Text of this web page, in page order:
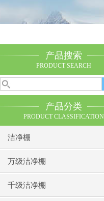
产品搜索
PRODUCT SEARCH
产品分类
PRODUCT CLASSIFICATION
洁净棚
万级洁净棚
千级洁净棚